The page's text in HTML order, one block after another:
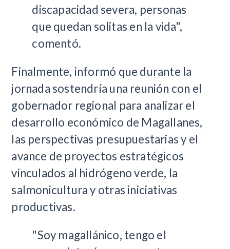
discapacidad severa, personas
que quedan solitas en la vida",
comentó.
Finalmente, informó que durante la
jornada sostendría una reunión con el
gobernador regional para analizar el
desarrollo económico de Magallanes,
las perspectivas presupuestarias y el
avance de proyectos estratégicos
vinculados al hidrógeno verde, la
salmonicultura y otras iniciativas
productivas.
"Soy magallánico, tengo el